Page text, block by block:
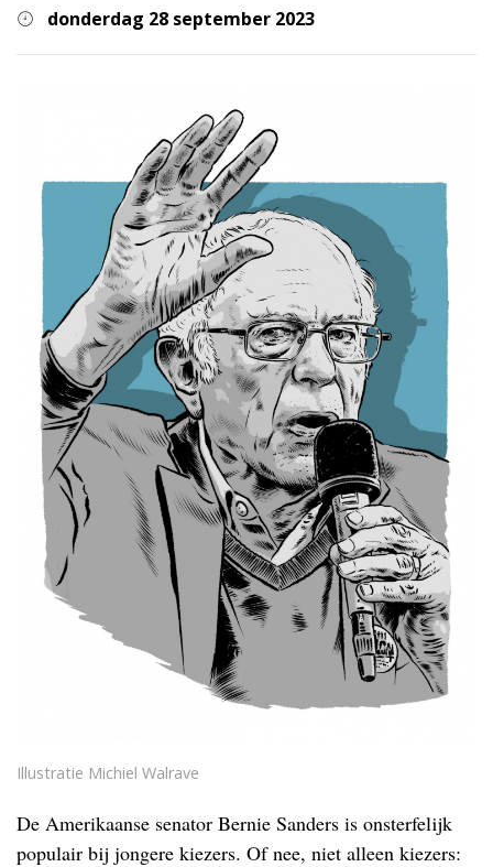
donderdag 28 september 2023
Illustratie Michiel Walrave
De Amerikaanse senator Bernie Sanders is onsterfelijk
populair bij jongere kiezers. Of nee, niet alleen kiezers: